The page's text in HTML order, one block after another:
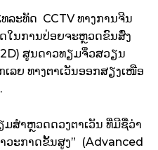
ລະທັດ CCTV ທາງການຈີນ
ໃນການປ່ອຍຈະຫຼວດຂົນສົ່ງ
ສູນດາວທຽມຈິ່ວສວຽນ
ເລຍ ທາງຕາເວັນອອກສຽງເໜືອ
ສຳຫຼວດດວງຕາເວັນ ທີ່ມີຊື່ວ່າ
ວະກາດຂັ້ນສູງ” (Advanced